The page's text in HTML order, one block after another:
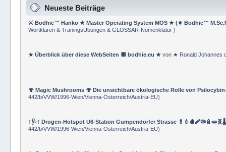
Neueste Beiträge
⚔ Bodhie™ Hanko ★ Master Operating System MOS ★ (⚜ Bodhie™
Wortklären & TraningsÜbungen & GLOSSAR-Nomenklatur)
★ Überblick über diese WebSeiten 🔲 bodhie.eu ★ von ★ Ronald Johannes
🍄 Magic Mushrooms 🍄 Die unsichtbare ökologische Rolle von
442/b/VVW/1996-Wien/Vienna-Österreich/Austria-EU)
†🩺† Drogen-Hotspot U6-Station Gumpendorfer Strasse
442/b/VVW/1996-Wien/Vienna-Österreich/Austria-EU)